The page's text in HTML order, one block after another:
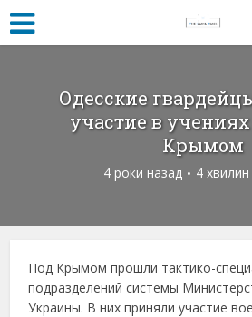
Одесские
участие в
Крымом
4 роки назад 4
Под Крымом прошли тактико-
подразделений системы
Украины. В них приняли участие